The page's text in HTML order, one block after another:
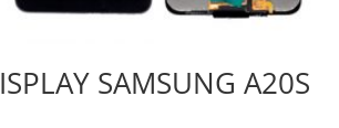
SAMSUNG A20S